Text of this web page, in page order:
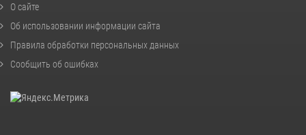
О сайте
Об использовании информации сайта
Правила обработки персональных данных
Сообщить об ошибках